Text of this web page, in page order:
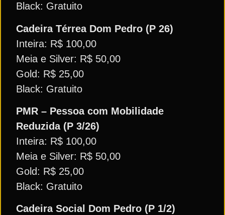
Black: Gratuito
Cadeira Térrea Dom Pedro (P 26)
Inteira: R$ 100,00
Meia e Silver: R$ 50,00
Gold: R$ 25,00
Black: Gratuito
PMR – Pessoa com Mobilidade
Reduzida (P 3/26)
Inteira: R$ 100,00
Meia e Silver: R$ 50,00
Gold: R$ 25,00
Black: Gratuito
Cadeira Social Dom Pedro (P 1/2)